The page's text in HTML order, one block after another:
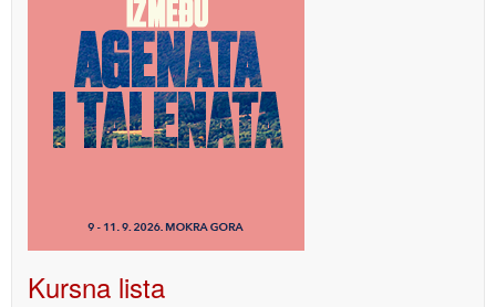
Kursna lista